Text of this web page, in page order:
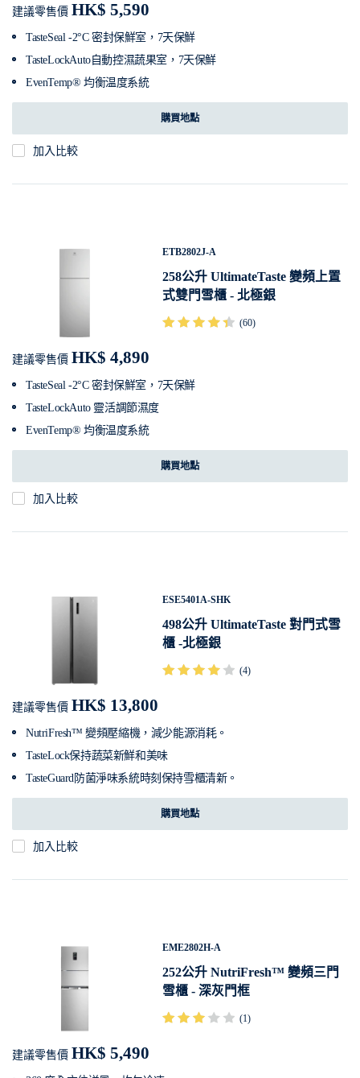
建議零售價 HK$ 5,590
TasteSeal -2°C 密封保鮮室，7天保鮮
TasteLockAuto自動控濕蔬果室，7天保鮮
EvenTemp® 均衡温度系統
購買地點
加入比較
ETB2802J-A
258公升 UltimateTaste 變頻上置
式雙門雪櫃 - 北極銀
(60)
建議零售價 HK$ 4,890
TasteSeal -2°C 密封保鮮室，7天保鮮
TasteLockAuto 靈活調節濕度
EvenTemp® 均衡温度系統
購買地點
加入比較
ESE5401A-SHK
498公升 UltimateTaste 對門式雪
櫃 -北極銀
(4)
建議零售價 HK$ 13,800
NutriFresh™ 變頻壓縮機，減少能源消耗。
TasteLock保持蔬菜新鮮和美味
TasteGuard防菌淨味系統時刻保持雪櫃清新。
購買地點
加入比較
EME2802H-A
252公升 NutriFresh™ 變頻三門
雪櫃 - 深灰門框
(1)
建議零售價 HK$ 5,490